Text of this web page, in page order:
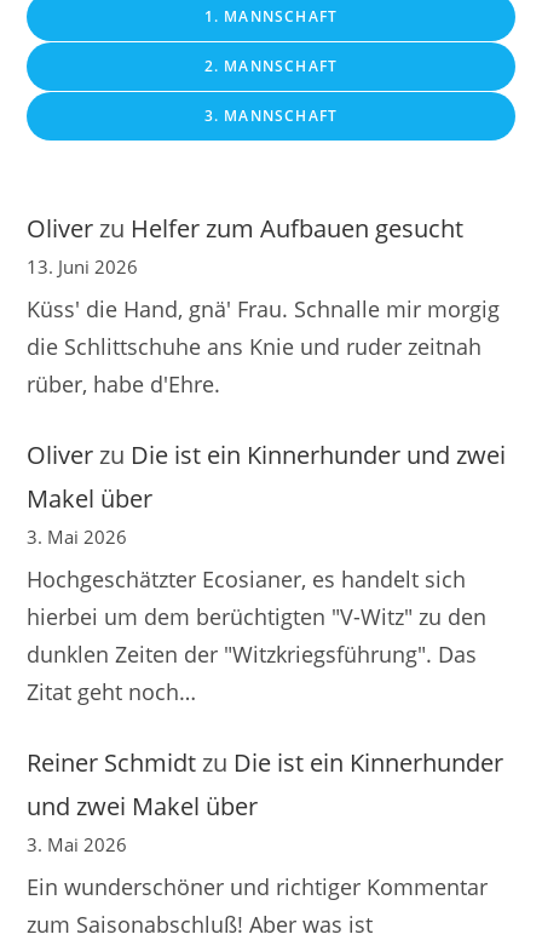
1. MANNSCHAFT
2. MANNSCHAFT
3. MANNSCHAFT
Oliverzu Helfer zum Aufbauen gesucht
13. Juni 2026
Küss' die Hand, gnä' Frau. Schnalle mir morgig
die Schlittschuhe ans Knie und ruder zeitnah
rüber, habe d'Ehre.
Oliverzu Die ist ein Kinnerhunder und zwei
Makel über
3. Mai 2026
Hochgeschätzter Ecosianer, es handelt sich
hierbei um dem berüchtigten "V-Witz" zu den
dunklen Zeiten der "Witzkriegsführung". Das
Zitat geht noch…
Reiner Schmidtzu Die ist ein Kinnerhunder
und zwei Makel über
3. Mai 2026
Ein wunderschöner und richtiger Kommentar
zum Saisonabschluß! Aber was ist